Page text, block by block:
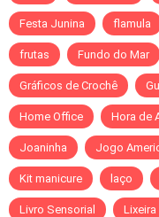
Festa Junina flamula
frutas Fundo do Mar
Gráficos de Crochê
Home Office Hora de
Joaninha Jogo
Kit manicure laço
Livro Sensorial